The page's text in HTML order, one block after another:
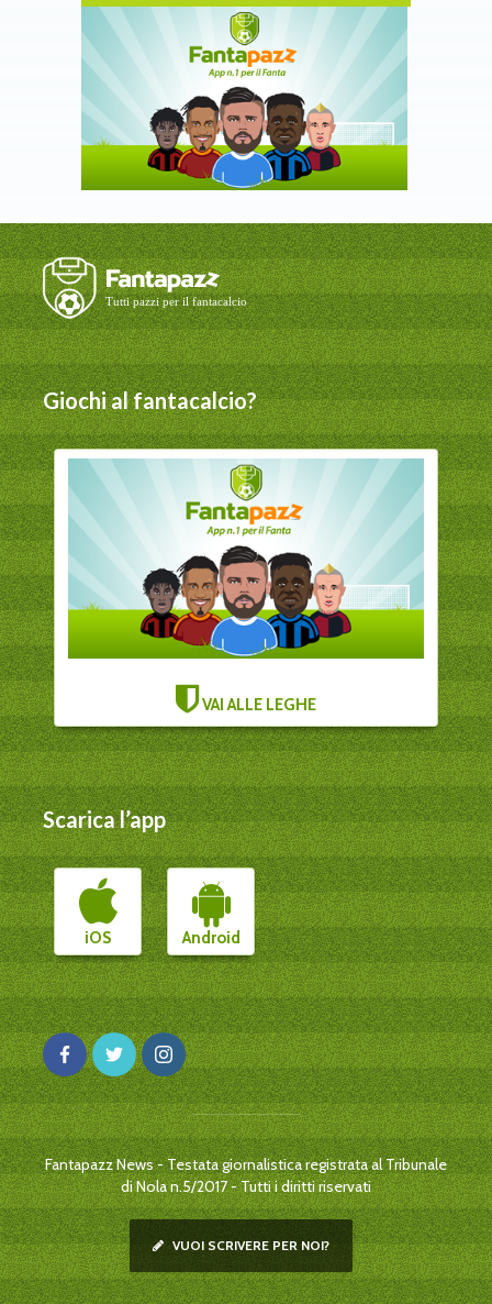
Giochi al fantacalcio?
VAI ALLE LEGHE
Scarica l’app
iOS Android
Fantapazz News - Testata giornalistica registrata al Tribunale
di Nola n.5/2017 - Tutti i diritti riservati
VUOI SCRIVERE PER NOI?